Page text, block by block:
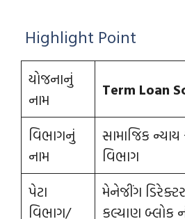
Highlight Point
યોજનાનું
નામ
Term Loan
વિભાગનું
નામ
સામાજિક
વિભાગ
પેટા
વિભાગ/
મેનેજીંગ
કલ્યાણ બ્‍લોક